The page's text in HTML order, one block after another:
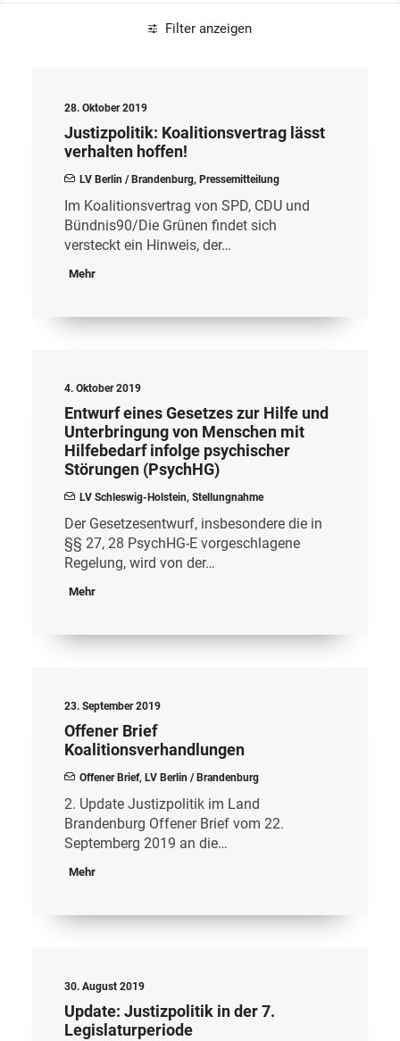
Filter anzeigen
28. Oktober 2019
Justizpolitik: Koalitionsvertrag lässt
verhalten hoffen!
LV Berlin / Brandenburg, Pressemitteilung
Im Koalitionsvertrag von SPD, CDU und
Bündnis90/Die Grünen findet sich
versteckt ein Hinweis, der…
Mehr
4. Oktober 2019
Entwurf eines Gesetzes zur Hilfe und
Unterbringung von Menschen mit
Hilfebedarf infolge psychischer
Störungen (PsychHG)
LV Schleswig-Holstein, Stellungnahme
Der Gesetzesentwurf, insbesondere die in
§§ 27, 28 PsychHG-E vorgeschlagene
Regelung, wird von der…
Mehr
23. September 2019
Offener Brief
Koalitionsverhandlungen
Offener Brief, LV Berlin / Brandenburg
2. Update Justizpolitik im Land
Brandenburg Offener Brief vom 22.
Septemberg 2019 an die…
Mehr
30. August 2019
Update: Justizpolitik in der 7.
Legislaturperiode